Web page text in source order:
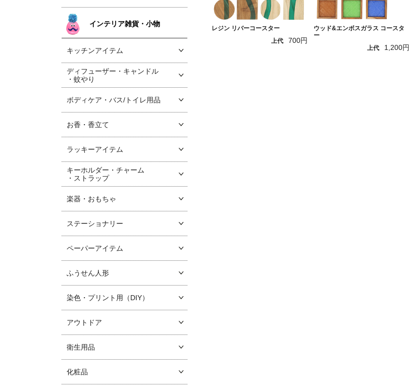
レジン リバーコースター
上代
700円
ウッド&エンボスガラス コースタ
ー
上代
1,200円
インテリア雑貨・小物
キッチンアイテム
ディフューザー・キャンドル
・蚊やり
ボディケア・バス/トイレ用品
お香・香立て
ラッキーアイテム
キーホルダー・チャーム
・ストラップ
楽器・おもちゃ
ステーショナリー
ペーパーアイテム
ふうせん人形
染色・プリント用（DIY）
アウトドア
衛生用品
化粧品